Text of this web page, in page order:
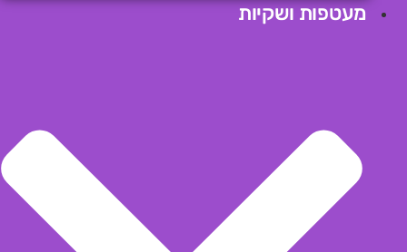
מעטפות ושקיות